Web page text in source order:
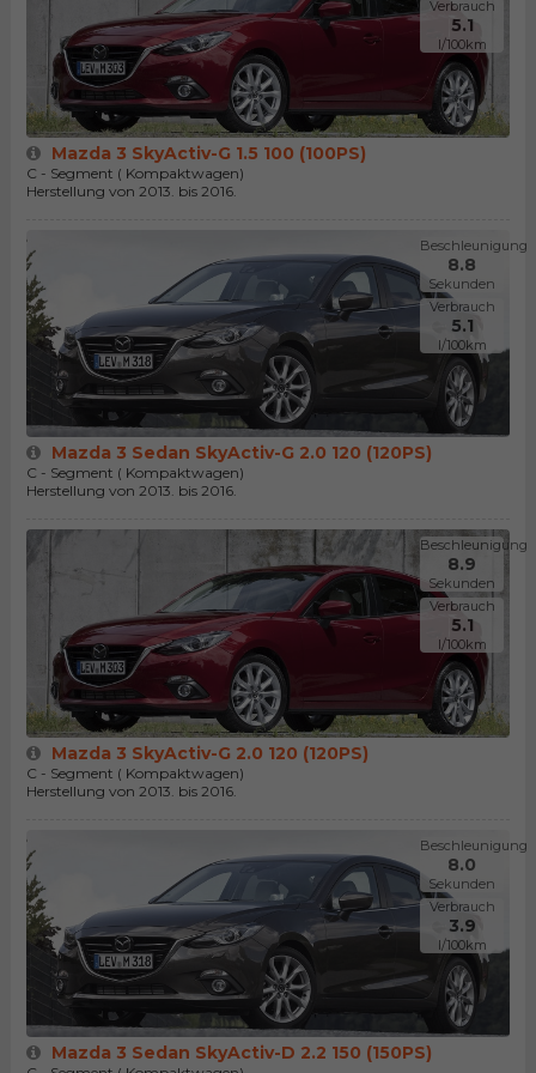
Verbrauch
5.1
l/100km
Mazda 3 SkyActiv-G 1.5 100 (100PS)
C - Segment ( Kompaktwagen)
Herstellung von 2013. bis 2016.
Beschleunigung
8.8
Sekunden
Verbrauch
5.1
l/100km
Mazda 3 Sedan SkyActiv-G 2.0 120 (120PS)
C - Segment ( Kompaktwagen)
Herstellung von 2013. bis 2016.
Beschleunigung
8.9
Sekunden
Verbrauch
5.1
l/100km
Mazda 3 SkyActiv-G 2.0 120 (120PS)
C - Segment ( Kompaktwagen)
Herstellung von 2013. bis 2016.
Beschleunigung
8.0
Sekunden
Verbrauch
3.9
l/100km
Mazda 3 Sedan SkyActiv-D 2.2 150 (150PS)